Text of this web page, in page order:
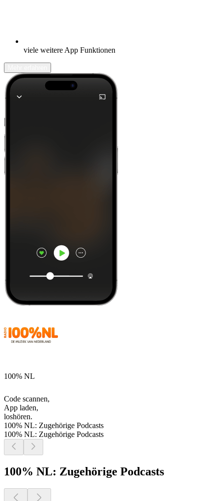
viele weitere App Funktionen
100% NL
Code scannen,
App laden,
loshören.
100% NL: Zugehörige Podcasts
100% NL: Zugehörige Podcasts
100% NL: Zugehörige Podcasts